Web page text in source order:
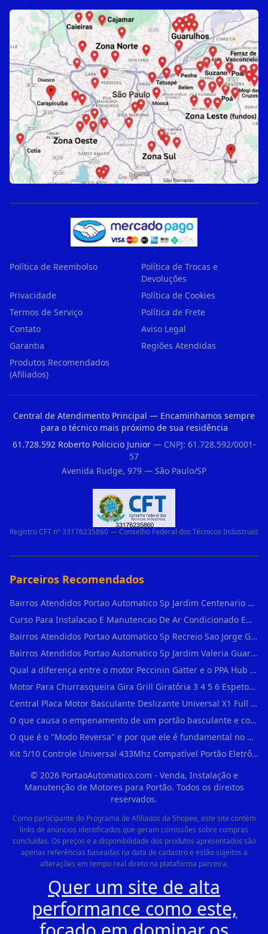
Política de Reembolso
Política de Trocas e
Devoluções
Privacidade
Política de Cookies
Termos de Serviço
Política de Frete
Contato
Aviso Legal
Garantia
Regiões Atendidas
Produtos Recomendados
(Afiliados)
Central de Atendimento Principal — Encaminhamos sempre
para o técnico mais próximo de sua residência
61.728.592 Roberto Policicio Junior— CNPJ: 61.728.592/0001-
57
Avenida Rudge, 979 — São Paulo/SP
Registro CFT nº 33176235860 — Conselho Federal dos Técnicos Industriais
Parceiros Recomendados
Bairros Atendidos Portao Automatico Sp Jardim Centenario Guarulhos Sp Motor Para Portao Automatico Eletronico
Curso Para Instalacao E Manutencao De Ar Condicionado Em Sao Paulo
Bairros Atendidos Portao Automatico Sp Recreio Sao Jorge Guarulhos Sp Motor Para Portao Automatico Eletronico
Bairros Atendidos Portao Automatico Sp Jardim Valeria Guarulhos Sp Motor Para Portao Automatico Eletronico
Qual a diferença entre o motor Peccinin Gatter e o PPA Hub em Vila Romana?
Motor Para Churrasqueira Gira Grill Giratória 3 4 5 6 Espetos Gme Maxtorque Bivo em Cidade Dutra
Central Placa Motor Basculante Deslizante Universal X1 Full Range 433mhz em Vila Prudente
O que causa o empenamento de um portão basculante e como evitar em Campo Belo?
O que é o "Modo Reversa" e por que ele é fundamental no dia a dia em Itapevi?
Kit 5/10 Controle Universal 433Mhz Compatível Portão Eletrônico Garagem Residenc em Pinheiros
© 2026PortaoAutomatico.com - Venda, Instalação e
Manutenção de Motores para Portão. Todos os direitos
reservados.
Como participante do Programa de Afiliados da Shopee, este site contém
links de anúncios identificados que geram comissões sobre compras
concluídas. Os preços e a disponibilidade dos produtos apresentados são
apenas referências baseadas na data de cadastro e estão sujeitos a
alterações em tempo real direto na plataforma parceira.
Quer um site de alta
performance como este,